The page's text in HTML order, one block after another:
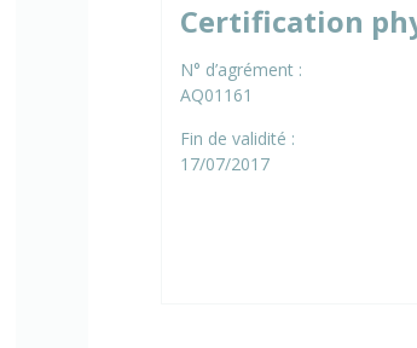
Certification
N° d’agrément :
AQ01161
Fin de validité :
17/07/2017